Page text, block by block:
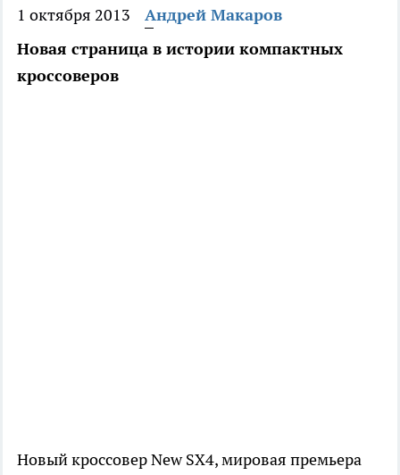
1 октября 2013
Андрей Макаров
Новая страница в истории компактных
кроссоверов
Новый кроссовер New SX4, мировая премьера